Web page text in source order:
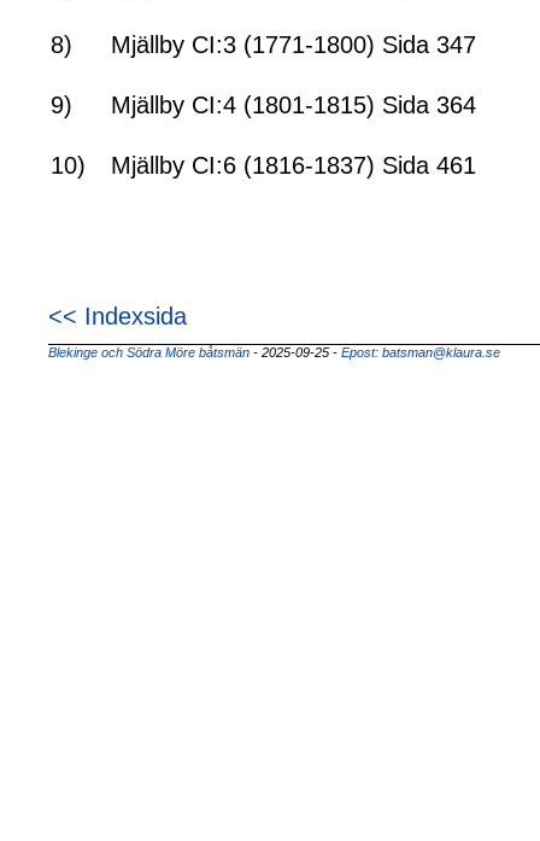
8) Mjällby CI:3 (1771-1800) Sida 347
9) Mjällby CI:4 (1801-1815) Sida 364
10) Mjällby CI:6 (1816-1837) Sida 461
<< Indexsida
Blekinge och Södra Möre båtsmän - 2025-09-25 - Epost: batsman@klaura.se